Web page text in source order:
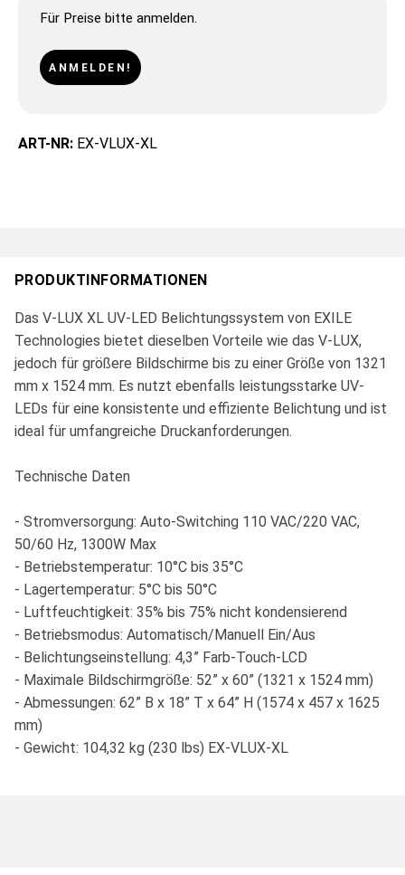
Für Preise bitte anmelden.
ANMELDEN!
ART-NR: EX-VLUX-XL
PRODUKTINFORMATIONEN
Das V-LUX XL UV-LED Belichtungssystem von EXILE
Technologies bietet dieselben Vorteile wie das V-LUX,
jedoch für größere Bildschirme bis zu einer Größe von 1321
mm x 1524 mm. Es nutzt ebenfalls leistungsstarke UV-
LEDs für eine konsistente und effiziente Belichtung und ist
ideal für umfangreiche Druckanforderungen.
Technische Daten
- Stromversorgung: Auto-Switching 110 VAC/220 VAC,
50/60 Hz, 1300W Max
- Betriebstemperatur: 10°C bis 35°C
- Lagertemperatur: 5°C bis 50°C
- Luftfeuchtigkeit: 35% bis 75% nicht kondensierend
- Betriebsmodus: Automatisch/Manuell Ein/Aus
- Belichtungseinstellung: 4,3” Farb-Touch-LCD
- Maximale Bildschirmgröße: 52” x 60” (1321 x 1524 mm)
- Abmessungen: 62” B x 18” T x 64” H (1574 x 457 x 1625
mm)
- Gewicht: 104,32 kg (230 lbs) EX-VLUX-XL